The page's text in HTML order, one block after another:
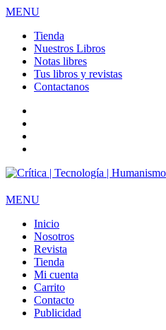
MENU
Tienda
Nuestros Libros
Notas libres
Tus libros y revistas
Contactanos
MENU
Inicio
Nosotros
Revista
Tienda
Mi cuenta
Carrito
Contacto
Publicidad